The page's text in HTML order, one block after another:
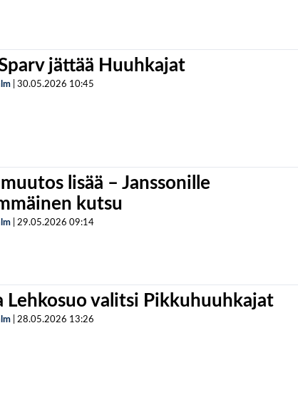
jättää Huuhkajat
30.05.2026 10:45
lisää – Janssonille
kutsu
29.05.2026 09:14
Lehkosuo valitsi Pikkuhuuhkajat
28.05.2026 13:26